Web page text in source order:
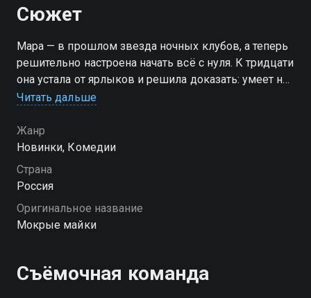
Сюжет
Мара — в прошлом звезда ночных клубов, а теперь
решительно настроена начать всё с нуля. К тридцати
она устала от ярлыков и решила доказать: умеет не
только танцевать на пилоне. Девушка выбивает у
вместо салона красоты получает
полуразвалившуюся автомойку где-то у черта на
куличках. Команда там — ещё тот набор, клиентов —
кот наплакал, а прибыли — и подавно. Но упрямая
место, найти себя и показать всем, кто здесь
настоящий босс. «Мокрые майки» — смотрите
Посмотреть онлайн 1 сезон сериала Мокрые майки
Читать дальше
Жанр
Новинки, Комедии
Страна
Россия
Оригинальное название
Мокрые майки
Съёмочная команда